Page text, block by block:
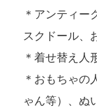
＊アンティー
スクドール、
＊着せ替え人
＊おもちゃの
ゃん等）、ぬ